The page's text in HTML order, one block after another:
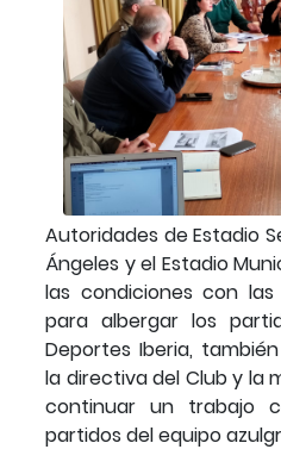
Autoridades de Estadio
Ángeles y el Estadio
las condiciones con
para albergar los
Deportes Iberia,
la directiva del Club y la
continuar un trabajo
partidos del equipo